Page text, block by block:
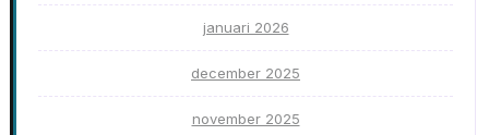
januari 2026
december 2025
november 2025